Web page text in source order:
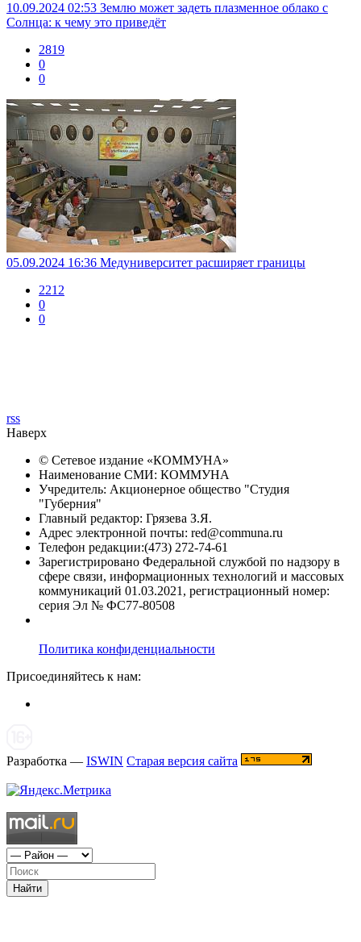
10.09.2024 02:53 Землю может задеть плазменное облако с
Солнца: к чему это приведёт
2819
0
0
05.09.2024 16:36 Медуниверситет расширяет границы
2212
0
0
rss
Наверх
© Сетевое издание «КОММУНА»
Наименование СМИ: КОММУНА
Учредитель: Акционерное общество "Студия
"Губерния"
Главный редактор: Грязева З.Я.
Адрес электронной почты: red@communa.ru
Телефон редакции:(473) 272-74-61
Зарегистрировано Федеральной службой по надзору в
сфере связи, информационных технологий и массовых
коммуникаций 01.03.2021, регистрационный номер:
серия Эл № ФС77-80508
Политика конфиденциальности
Присоединяйтесь к нам:
Разработка — ISWIN Старая версия сайта
Найти